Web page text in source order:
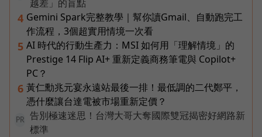
越差」的盲點
4 Gemini Spark完整教學｜幫你讀Gmail、自動跑完工
作流程，3個超實用情境一次看
5 AI 時代的行動生產力：MSI 如何用「理解情境」的
Prestige 14 Flip AI+ 重新定義商務筆電與 Copilot+
PC？
6 黃仁勳兆元宴永遠站最後一排！最低調的二代鄭平，
憑什麼讓台達電被市場重新定價？
PR
告別極速迷思！台灣大哥大奪國際雙冠揭密好網路新
標準